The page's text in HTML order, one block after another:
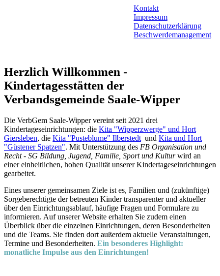
Kontakt
Impressum
Datenschutzerklärung
Beschwerdemanagement
Herzlich Willkommen -
Kindertagesstätten der
Verbandsgemeinde Saale-Wipper
Die VerbGem Saale-Wipper vereint seit 2021 drei
Kindertageseinrichtungen: die Kita "Wipperzwerge" und Hort
Giersleben, die Kita "Pusteblume" Ilberstedt und Kita und Hort
"Güstener Spatzen". Mit Unterstützung des FB Organisation und
Recht - SG Bildung, Jugend, Familie, Sport und Kulturwird an
einer einheitlichen, hohen Qualität unserer Kindertageseinrichtungen
gearbeitet.
Eines unserer gemeinsamen Ziele ist es, Familien und (zukünftige)
Sorgeberechtigte der betreuten Kinder transparenter und aktueller
über den Einrichtungsablauf, häufige Fragen und Formulare zu
informieren. Auf unserer Website erhalten Sie zudem einen
Überblick über die einzelnen Einrichtungen, deren Besonderheiten
und die Teams. Sie finden dort außerdem aktuelle Veranstaltungen,
Termine und Besonderheiten. Ein besonderes Highlight:
monatliche Impulse aus den Einrichtungen!